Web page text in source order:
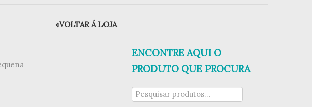
«VOLTAR Á LOJA
ENCONTRE AQUI O
PRODUTO QUE PROCURA
Pesquisar
por: